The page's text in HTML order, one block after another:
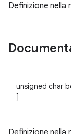
Definizione nella
unsigned char
]